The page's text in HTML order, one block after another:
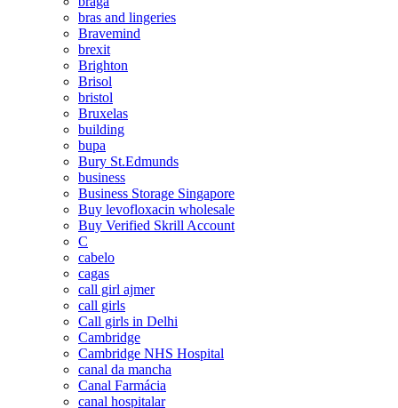
bras and lingeries
Bravemind
brexit
Brighton
Brisol
bristol
Bruxelas
building
bupa
Bury St.Edmunds
business
Business Storage Singapore
Buy levofloxacin wholesale
Buy Verified Skrill Account
C
cabelo
cagas
call girl ajmer
call girls
Call girls in Delhi
Cambridge
Cambridge NHS Hospital
canal da mancha
Canal Farmácia
canal hospitalar